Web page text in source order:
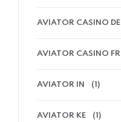
AVIATOR CASINO DE
AVIATOR CASINO FR
AVIATOR IN (1)
AVIATOR KE (1)